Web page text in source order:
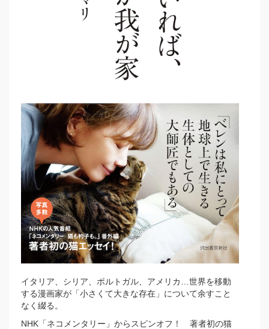
イタリア、シリア、ポルトガル、アメリカ…世界を移動
する漫画家が「小さくて大きな存在」について余すこと
なく綴る。
NHK「ネコメンタリー」からスピンオフ！ 著者初の猫